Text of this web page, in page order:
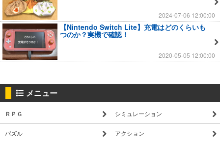
2024-07-06 12:00:00
【Nintendo Switch Lite】充電はどのくらいも
つのか？実機で確認！
2020-05-05 12:00:00
メニュー
ＲＰＧ シミュレーション
パズル アクション